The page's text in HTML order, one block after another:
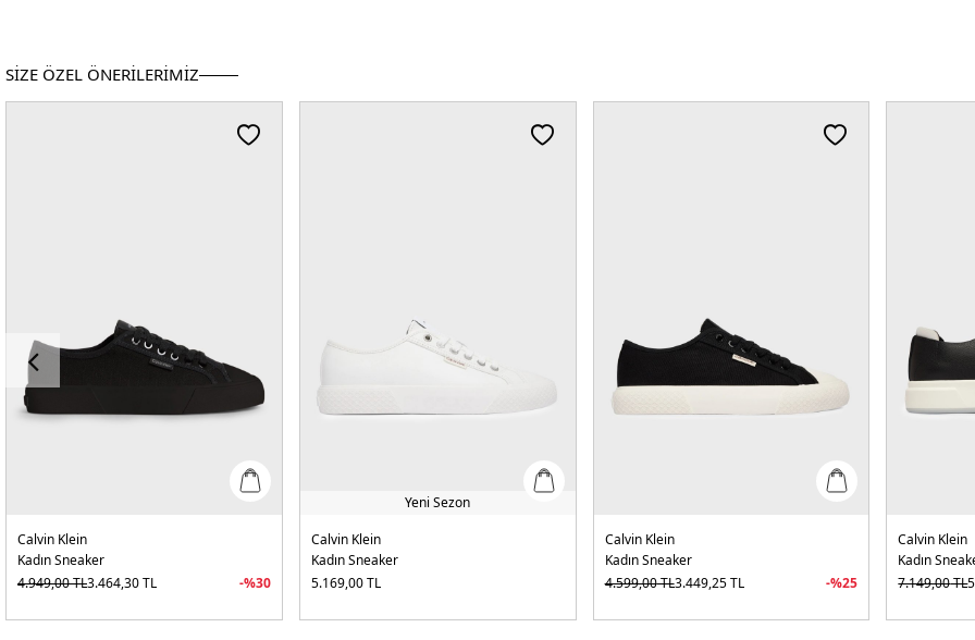
SİZE ÖZEL ÖNERİLERİMİZ
Calvin Klein
Kadın Sneaker
4.949,00TL3.464,30TL -%30
Yeni Sezon
Calvin Klein
Kadın Sneaker
5.169,00TL
Calvin Klein
Kadın Sneaker
4.599,00TL3.449,25TL -%25
Calvin Klein
Kadın
7.149,00TL